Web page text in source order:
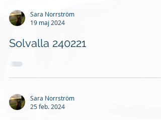
Sara Norrström
19 maj 2024
Solvalla 240221
Sara Norrström
25 feb. 2024